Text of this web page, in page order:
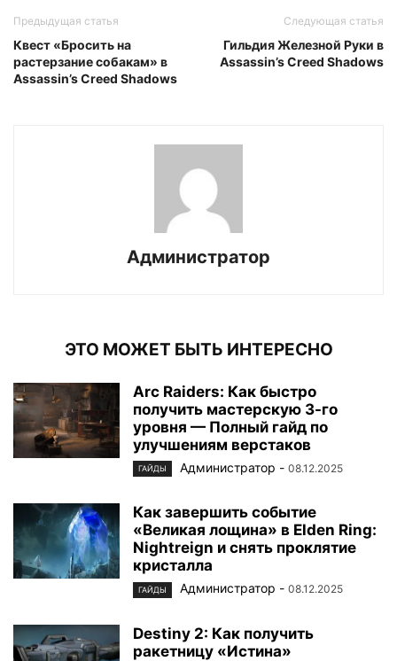
Предыдущая статья
Квест «Бросить на
растерзание собакам» в
Assassin’s Creed Shadows
Следующая статья
Гильдия Железной Руки в
Assassin’s Creed Shadows
Администратор
ЭТО МОЖЕТ БЫТЬ ИНТЕРЕСНО
Arc Raiders: Как быстро
получить мастерскую 3-го
уровня — Полный гайд по
улучшениям верстаков
ГАЙДЫ Администратор - 08.12.2025
Как завершить событие
«Великая лощина» в Elden Ring:
Nightreign и снять проклятие
кристалла
ГАЙДЫ Администратор - 08.12.2025
Destiny 2: Как получить
ракетницу «Истина»